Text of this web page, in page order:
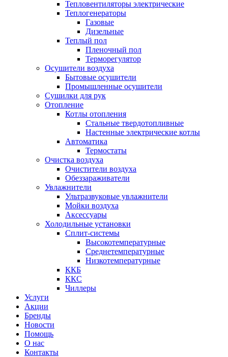
Тепловентиляторы электрические
Теплогенераторы
Газовые
Дизельные
Теплый пол
Пленочный пол
Терморегулятор
Осушители воздуха
Бытовые осушители
Промышленные осушители
Сушилки для рук
Отопление
Котлы отопления
Стальные твердотопливные
Настенные электрические котлы
Автоматика
Термостаты
Очистка воздуха
Очистители воздуха
Обеззараживатели
Увлажнители
Ультразвуковые увлажнители
Мойки воздуха
Аксессуары
Холодильные установки
Сплит-системы
Высокотемпературные
Среднетемпературные
Низкотемпературные
ККБ
ККС
Чиллеры
Услуги
Акции
Бренды
Новости
Помощь
О нас
Контакты